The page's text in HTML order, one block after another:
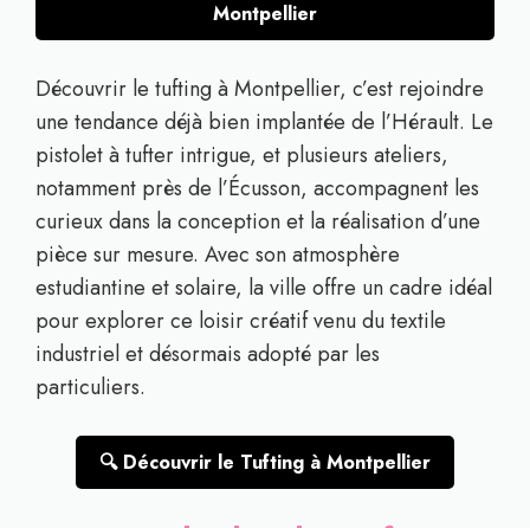
Montpellier
Découvrir le tufting à Montpellier, c’est rejoindre
une tendance déjà bien implantée de l’Hérault. Le
pistolet à tufter intrigue, et plusieurs ateliers,
notamment près de l’Écusson, accompagnent les
curieux dans la conception et la réalisation d’une
pièce sur mesure. Avec son atmosphère
estudiantine et solaire, la ville offre un cadre idéal
pour explorer ce loisir créatif venu du textile
industriel et désormais adopté par les
particuliers.
🔍 Découvrir le Tufting à Montpellier